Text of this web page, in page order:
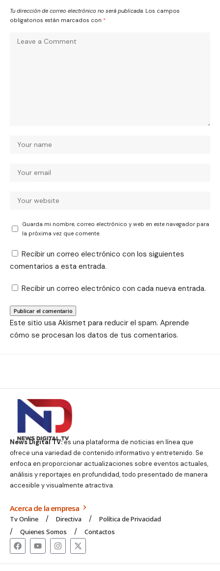
Tu dirección de correo electrónico no será publicada. Los campos
obligatorios están marcados con *
Guarda mi nombre, correo electrónico y web en este navegador para
la próxima vez que comente.
Recibir un correo electrónico con los siguientes
comentarios a esta entrada.
Recibir un correo electrónico con cada nueva entrada.
Este sitio usa Akismet para reducir el spam. Aprende
cómo se procesan los datos de tus comentarios.
News Digital TV:es una plataforma de noticias en línea que
ofrece una variedad de contenido informativo y entretenido. Se
enfoca en proporcionar actualizaciones sobre eventos actuales,
análisis y reportajes en profundidad, todo presentado de manera
accesible y visualmente atractiva.
Acerca de la empresa
Tv Online Directiva
Política de Privacidad
Quienes Somos
Contactos